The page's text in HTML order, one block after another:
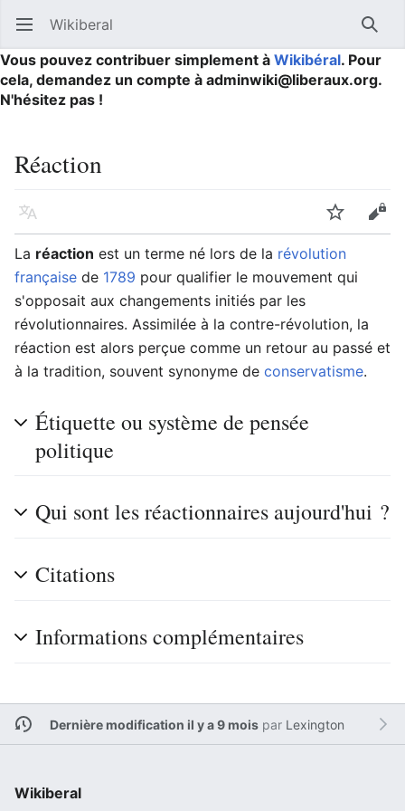
Ouvrir le menu principal Wikiberal
Vous pouvez contribuer simplement à Wikibéral. Pour
cela, demandez un compte à adminwiki@liberaux.org.
N'hésitez pas !
Réaction
Langue Suivre
La réaction est un terme né lors de la révolution
française de 1789 pour qualifier le mouvement qui
s'opposait aux changements initiés par les
révolutionnaires. Assimilée à la contre-révolution, la
réaction est alors perçue comme un retour au passé et
à la tradition, souvent synonyme de conservatisme.
Étiquette ou système de pensée
politique
Qui sont les réactionnaires aujourd'hui ?
Citations
Informations complémentaires
Dernière modification il y a 9 moispar Lexington
Wikiberal